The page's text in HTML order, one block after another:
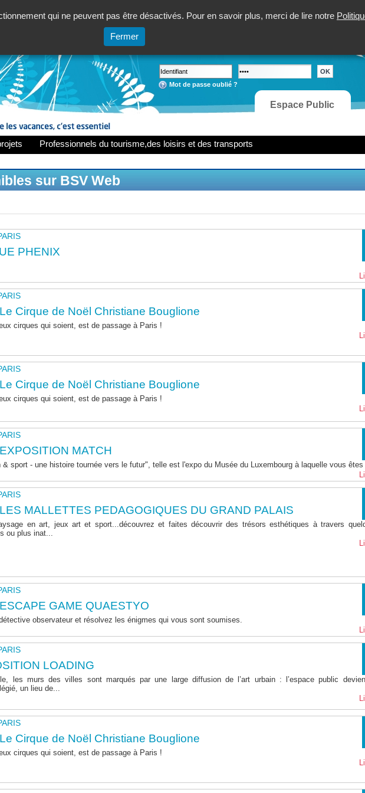
qui ne peuvent pas être désactivés. Pour en savoir plus, merci de lire notre
Fermer
Mot de passe oublié ?
Espace Public
Professionnels du tourisme,des loisirs et des transports
sur BSV Web
PHENIX
Cirque de Noël Christiane Bouglione
cirques qui soient, est de passage à Paris !
Cirque de Noël Christiane Bouglione
cirques qui soient, est de passage à Paris !
MATCH
& sport - une histoire tournée vers le futur", telle est l'expo du Musée du Luxembourg à laquelle vous êtes
MALLETTES PEDAGOGIQUES DU GRAND PALAIS
en art, jeux art et sport...découvrez et faites découvrir des trésors esthétiques à travers
ou plus inat...
GAME QUAESTYO
observateur et résolvez les énigmes qui vous sont soumises.
LOADING
les murs des villes sont marqués par une large diffusion de l’art urbain : l’espace public
un lieu de...
Cirque de Noël Christiane Bouglione
cirques qui soient, est de passage à Paris !